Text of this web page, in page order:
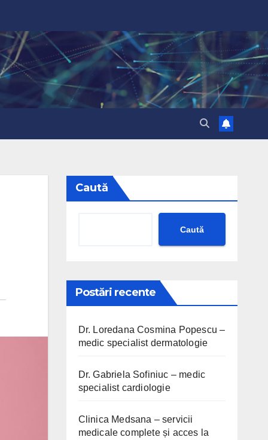
Caută
Caută
Postări recente
Dr. Loredana Cosmina Popescu –
medic specialist dermatologie
Dr. Gabriela Sofiniuc – medic
specialist cardiologie
Clinica Medsana – servicii
medicale complete și acces la